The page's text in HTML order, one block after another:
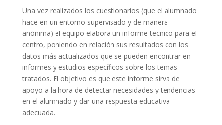
Una vez realizados los cuestionarios (que el alumnado
hace en un entorno supervisado y de manera
anónima) el equipo elabora un informe técnico para el
centro, poniendo en relación sus resultados con los
datos más actualizados que se pueden encontrar en
informes y estudios específicos sobre los temas
tratados. El objetivo es que este informe sirva de
apoyo a la hora de detectar necesidades y tendencias
en el alumnado y dar una respuesta educativa
adecuada.